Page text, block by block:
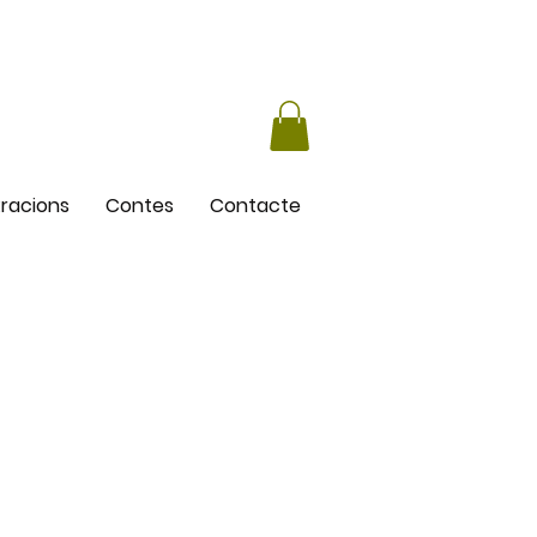
Contes Contacte